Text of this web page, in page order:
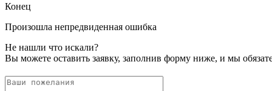
Конец
Произошла непредвиденная ошибка
Не нашли что искали?
Вы можете оставить заявку, заполнив форму ниже, и мы